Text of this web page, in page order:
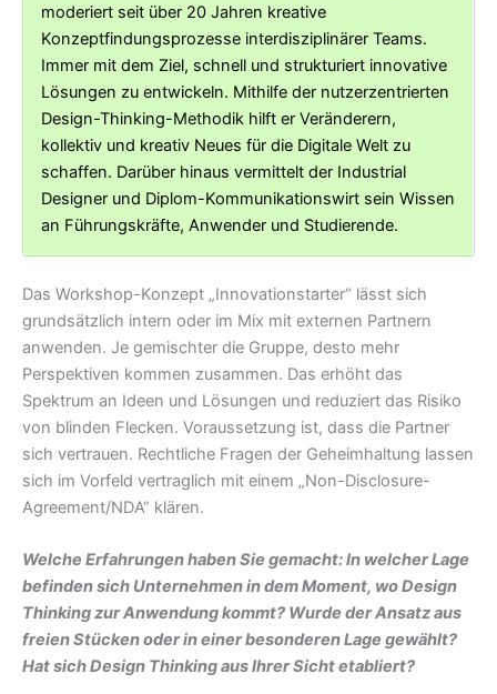
moderiert seit über 20 Jahren kreative
Konzeptfindungsprozesse interdisziplinärer Teams.
Immer mit dem Ziel, schnell und strukturiert innovative
Lösungen zu entwickeln. Mithilfe der nutzerzentrierten
Design-Thinking-Methodik hilft er Veränderern,
kollektiv und kreativ Neues für die Digitale Welt zu
schaffen. Darüber hinaus vermittelt der Industrial
Designer und Diplom-Kommunikationswirt sein Wissen
an Führungskräfte, Anwender und Studierende.
Das Workshop-Konzept „Innovationstarter“ lässt sich
grundsätzlich intern oder im Mix mit externen Partnern
anwenden. Je gemischter die Gruppe, desto mehr
Perspektiven kommen zusammen. Das erhöht das
Spektrum an Ideen und Lösungen und reduziert das Risiko
von blinden Flecken. Voraussetzung ist, dass die Partner
sich vertrauen. Rechtliche Fragen der Geheimhaltung lassen
sich im Vorfeld vertraglich mit einem „Non-Disclosure-
Agreement/NDA“ klären.
Welche Erfahrungen haben Sie gemacht: In welcher Lage
befinden sich Unternehmen in dem Moment, wo Design
Thinking zur Anwendung kommt? Wurde der Ansatz aus
freien Stücken oder in einer besonderen Lage gewählt?
Hat sich Design Thinking aus Ihrer Sicht etabliert?